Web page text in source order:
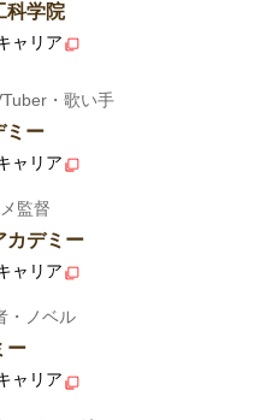
科学院
ャリア
・歌い手
ミー
ャリア
監督
カデミー
ャリア
・ノベル
ー
ャリア